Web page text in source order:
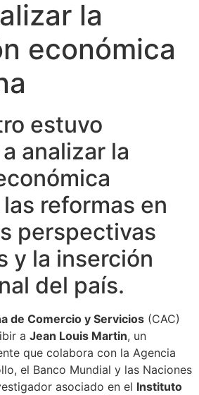
la
económica
estuvo
analizar la
reformas en
perspectivas
y la inserción
del país.
de Comercio y Servicios (CAC)
a Jean Louis Martin, un
que colabora con la Agencia
el Banco Mundial y las Naciones
asociado en el Instituto